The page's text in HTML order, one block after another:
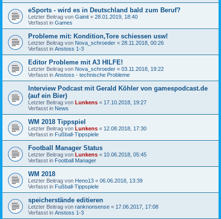
eSports - wird es in Deutschland bald zum Beruf?
Letzter Beitrag von Gainit « 28.01.2019, 18:40
Verfasst in Games
Probleme mit: Kondition,Tore schiessen usw!
Letzter Beitrag von Nova_schroeder « 28.11.2018, 00:26
Verfasst in Anstoss 1-3
Editor Probleme mit A3 HILFE!
Letzter Beitrag von Nova_schroeder « 03.11.2018, 19:22
Verfasst in Anstoss - technische Probleme
Interview Podcast mit Gerald Köhler von gamespodcast.de
(auf ein Bier)
Letzter Beitrag von Lunkens « 17.10.2018, 19:27
Verfasst in News
WM 2018 Tippspiel
Letzter Beitrag von Lunkens « 12.08.2018, 17:30
Verfasst in Fußball-Tippspiele
Football Manager Status
Letzter Beitrag von Lunkens « 10.06.2018, 05:45
Verfasst in Football Manager
WM 2018
Letzter Beitrag von Heno13 « 06.06.2018, 13:39
Verfasst in Fußball-Tippspiele
speicherstände editieren
Letzter Beitrag von ranknonsense « 17.06.2017, 17:08
Verfasst in Anstoss 1-3